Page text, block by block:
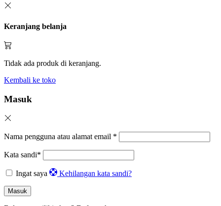
Keranjang belanja
Tidak ada produk di keranjang.
Kembali ke toko
Masuk
Nama pengguna atau alamat email *
Kata sandi*
Ingat saya Kehilangan kata sandi?
Masuk